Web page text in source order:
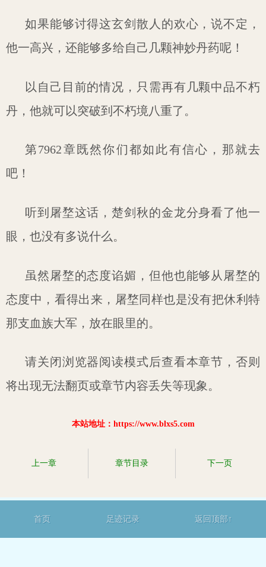
如果能够讨得这玄剑散人的欢心，说不定，
他一高兴，还能够多给自己几颗神妙丹药呢！
以自己目前的情况，只需再有几颗中品不朽
丹，他就可以突破到不朽境八重了。
第7962章既然你们都如此有信心，那就去
吧！
听到屠堥这话，楚剑秋的金龙分身看了他一
眼，也没有多说什么。
虽然屠堥的态度谄媚，但他也能够从屠堥的
态度中，看得出来，屠堥同样也是没有把休利特
那支血族大军，放在眼里的。
请关闭浏览器阅读模式后查看本章节，否则
将出现无法翻页或章节内容丢失等现象。
本站地址：https://www.blxs5.com
上一章 章节目录 下一页
首页 足迹记录 返回顶部↑